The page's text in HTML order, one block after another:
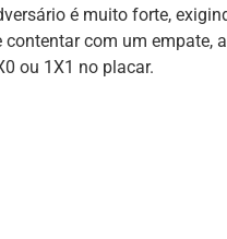
é muito forte,
contentar com um empate,
ou 1X1 no placar.